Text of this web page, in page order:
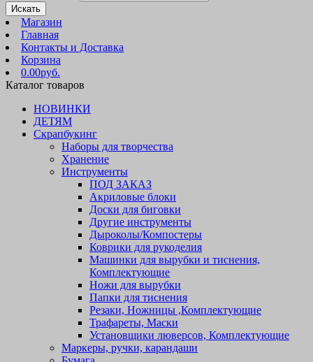
Искать
Магазин
Главная
Контакты и Доставка
Корзина
0.00руб.
Каталог товаров
НОВИНКИ
ДЕТЯМ
Скрапбукинг
Наборы для творчества
Хранение
Инструменты
ПОД ЗАКАЗ
Акриловые блоки
Доски для биговки
Другие инструменты
Дыроколы/Компостеры
Коврики для рукоделия
Машинки для вырубки и тиснения,
Комплектующие
Ножи для вырубки
Папки для тиснения
Резаки, Ножницы ,Комплектующие
Трафареты, Маски
Установщики люверсов, Комплектующие
Маркеры, ручки, карандаши